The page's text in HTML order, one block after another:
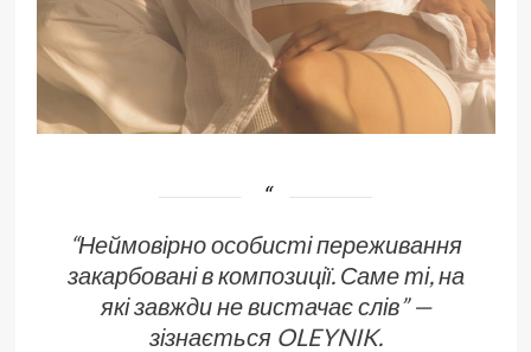
“Неймовірно особисті переживання
закарбовані в композиції. Саме ті, на
які завжди не вистачає слів” —
зізнається OLEYNIK.